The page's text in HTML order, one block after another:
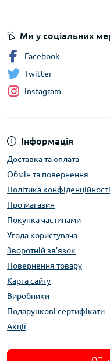
Інформація
Доставка та оплата
Обмін та повернення
Політика конфіденційності
Про магазин
Покупка частинами
Угода користувача
Зворотній зв’язок
Повернення товару
Карта сайту
Виробники
Подарункові сертифікати
Акції
Ми у соціальних
Facebook
Twitter
Instagram